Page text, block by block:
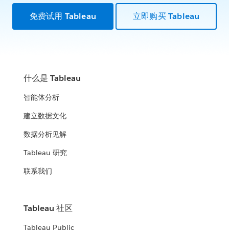
免费试用 Tableau 立即购买 Tableau
什么是 Tableau
智能体分析
建立数据文化
数据分析见解
Tableau 研究
联系我们
Tableau 社区
Tableau Public